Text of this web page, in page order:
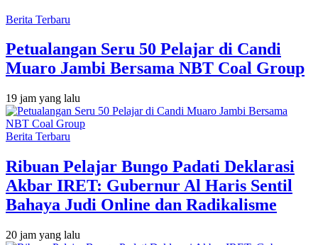
Berita Terbaru
Petualangan Seru 50 Pelajar di Candi
Muaro Jambi Bersama NBT Coal Group
19 jam yang lalu
Berita Terbaru
Ribuan Pelajar Bungo Padati Deklarasi
Akbar IRET: Gubernur Al Haris Sentil
Bahaya Judi Online dan Radikalisme
20 jam yang lalu